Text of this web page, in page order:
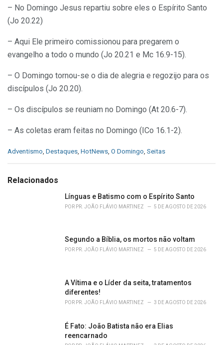
– No Domingo Jesus repartiu sobre eles o Espírito Santo
(Jo 20.22)
– Aqui Ele primeiro comissionou para pregarem o
evangelho a todo o mundo (Jo 20.21 e Mc 16.9-15).
– O Domingo tornou-se o dia de alegria e regozijo para os
discípulos (Jo 20.20).
– Os discípulos se reuniam no Domingo (At 20.6-7).
– As coletas eram feitas no Domingo (ICo 16.1-2).
C
e
Adventismo, Destaques, HotNews, O Domingo, Seitas
Relacionados
Línguas e Batismo com o Espírito Santo
POR PR. JOÃO FLÁVIO MARTINEZ 5 DE AGOSTO DE 2026
Segundo a Bíblia, os mortos não voltam
POR PR. JOÃO FLÁVIO MARTINEZ 5 DE AGOSTO DE 2026
A Vítima e o Líder da seita, tratamentos
diferentes!
POR PR. JOÃO FLÁVIO MARTINEZ 3 DE AGOSTO DE 2026
É Fato: João Batista não era Elias
reencarnado